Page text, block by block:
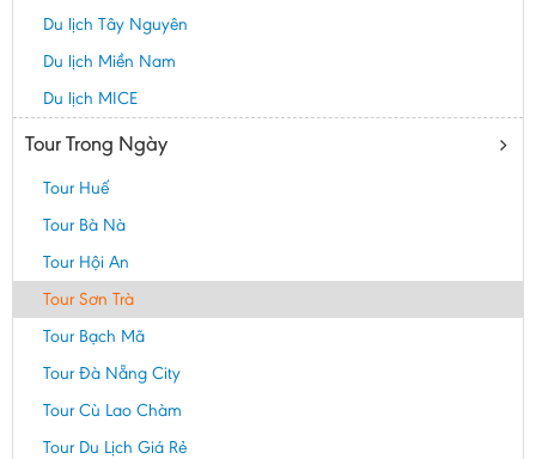
Du lịch Tây Nguyên
Du lịch Miền Nam
Du lịch MICE
Tour Trong Ngày
Tour Huế
Tour Bà Nà
Tour Hội An
Tour Sơn Trà
Tour Bạch Mã
Tour Đà Nẵng City
Tour Cù Lao Chàm
Tour Du Lịch Giá Rẻ